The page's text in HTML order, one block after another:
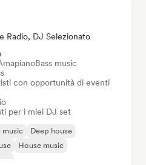
Radio, DJ Selezionato
Bass music
con opportunità di eventi
per i miei DJ set
music
Deep house
House music